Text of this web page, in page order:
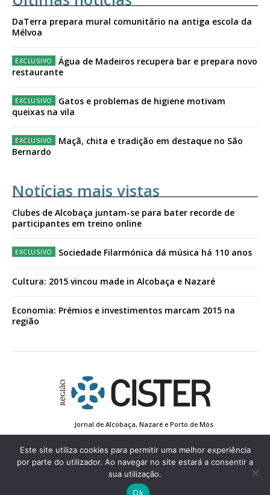
DaTerra prepara mural comunitário na antiga escola da
Mélvoa
Água de Madeiros recupera bar e prepara novo
restaurante
Gatos e problemas de higiene motivam
queixas na vila
Maçã, chita e tradição em destaque no São
Bernardo
Notícias mais vistas
Clubes de Alcobaça juntam-se para bater recorde de
participantes em treino online
Sociedade Filarmónica dá música há 110 anos
Cultura: 2015 vincou made in Alcobaça e Nazaré
Economia: Prémios e investimentos marcam 2015 na
região
Jornal de Alcobaça, Nazaré e Porto de Mós
Estatuto Editorial
Contactos
Política de Privacidade
Conta de Registo
Edição Impressa
© 2022 Região de Cister - Todos os direitos reservados.
Este site utiliza cookies para permitir uma melhor experiência
por parte do utilizador. Ao navegar no site estará a consentir a
sua utilização.
Ok